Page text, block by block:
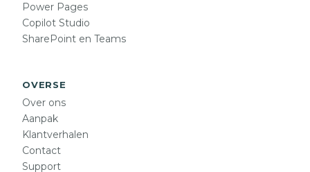
Power Pages
Copilot Studio
SharePoint en Teams
OVERSE
Over ons
Aanpak
Klantverhalen
Contact
Support